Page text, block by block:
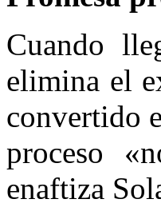
Cuando
elimina el
convertido
proceso
enaftiza